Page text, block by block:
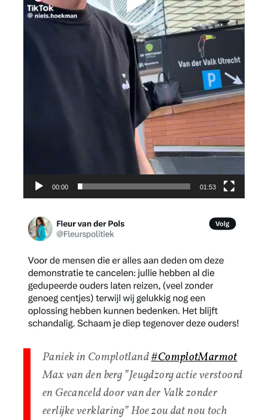
00:00 01:53
Paniek in Complotland#ComplotMarmot
Max van den berg ”Jeugdzorg actie verstoord
en Gecanceld door van der Valk zonder
eerlijke verklaring” Hoe zou dat nou toch